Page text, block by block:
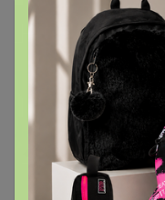
Чтобы
Это